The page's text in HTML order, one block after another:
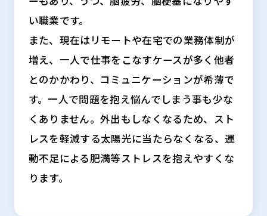
い職業です。
また、現在はリモートや在宅での業務体制が
増え、一人で仕事をこなすケースが多く他者
とのかかわり、コミュニケーションが希薄で
す。一人で問題を抱え悩んでしまう事も少な
くありません。外出もしなくなるため、スト
レスを軽減する太陽光に当たらなくなる、運
動不足による肥満等ストレスを抱えやすくな
ります。